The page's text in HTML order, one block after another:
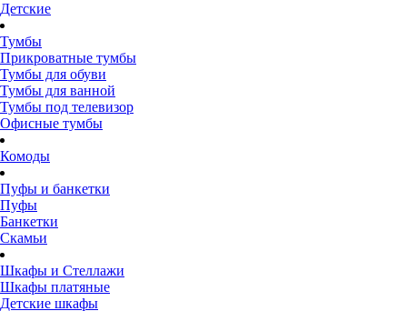
Детские
Тумбы
Прикроватные тумбы
Тумбы для обуви
Тумбы для ванной
Тумбы под телевизор
Офисные тумбы
Комоды
Пуфы и банкетки
Пуфы
Банкетки
Скамьи
Шкафы и Стеллажи
Шкафы платяные
Детские шкафы